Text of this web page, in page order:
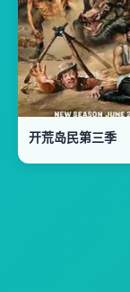
开荒岛民第三季